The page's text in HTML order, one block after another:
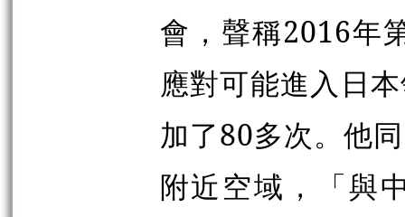
會，聲稱2016年
應對可能進入日
加了80多次。他
附近空域，「與